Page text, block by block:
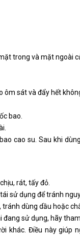
trong và mặt ngoài
ôm sát và đẩy hết
bao.
cao su. Sau khi
rát, tấy đỏ.
sử dụng để tránh
dùng dầu hoặc
đang sử dụng, hãy
khác. Điều này giúp